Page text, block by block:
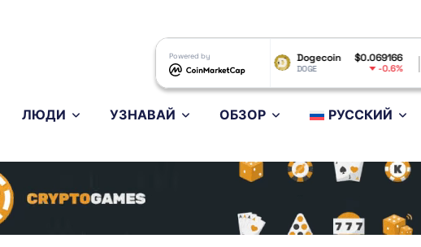
Powered byDogecoin $0.069166
DOGE -0.6%
Ethereum
ETH
ЛЮДИ УЗНАВАЙ ОБЗОР РУССКИЙ